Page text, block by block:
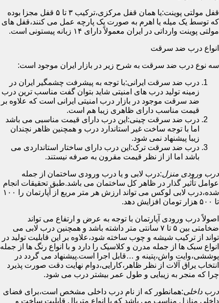
قفل مولتی پوینت:یا همان قفل مرکزی،ترکیب ۳ تا ۵ قفل مجزا بوده
که توسط یک میله یا اهرم به صورت یک پارچه عمل می کنند،قفل های
مولتی پوینت وارداتی در ایران معمولاً دارای ۱۴ زبانه پیستونی است.
انواع درب ضد سرقت
سه نوع درب ضد سرقت به شرح زیر در بازار ایران موجود است:
درب ضد سرقت ایرانی:با توجه به پیشرفت چشمگیر ایران در
زمینه تولید درب های امنیتی شاید بتوان گفت مناسب ترین درب
ضد سرقت موجود در بازار درب امنیتی ایرانی است که علاوه بر
قیمت مناسب دارای ظاهری زیبا هم است.
درب ضد سرقت چینی:این درب دارای قیمت مناسبی می باشد
اما با توجه ساخت غیر استاندارد درب و همچنین ظاهر نچندان
زیبا پیشنهاد نمی شود.
درب ضد سرقت ترک:این درب دارای ساختار استانداردی می
باشد اما از از نظر قیمت مقرون به صرفه نیستند.
درب ورودی منزل:درب لابی و یا درب ورودی ساختمان از جمله
عوامل تأثیر گذار در ظاهر کل ساختمان می باشد.طبق تحقیقات انجام
شده،درب لابی لوکس می تواند ارزش هر متر مربع از آپارتمان را ۱۰۰
تا ۵۰۰ هزار تومان افزایش دهد.
اصولاً درب ورودی آپارتمان با توجه به عرض و ارتفاع می تواند
ضخامتی بین ۵ تا ۷ سانتی متر داشته باشد و همچنین درب لابی می
تواند از ترکیب شیشه و چوب ساخته شود،علاوه بر این قابلیت تولید در
انواع سبک ها از جمله مدرن و کلاسیک را دارد و با انواع رنگ ها از جمله
پوششی،وایت واش،پتینه و …قابل اجرا است.پیشنهاد می گردد در
انتخاب یراق آلات از نظر ظاهر،کارایی،دوام نهایت دقت صورت پذیرد
چرا که منجر به زیبایی و طول عمر بیشتر درب می شود.
درب داخلی:همانطور که از نام درب داخلی مشخص است،برای فضای
داخلی منازل مناسب می باشد که با انواع متریال قابلیت ساخت و